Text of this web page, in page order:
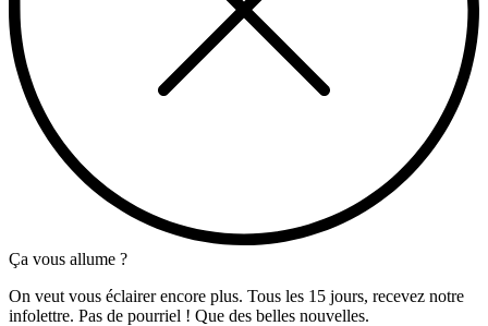
Ça vous allume ?
On veut vous éclairer encore plus. Tous les 15 jours, recevez notre
infolettre. Pas de pourriel ! Que des belles nouvelles.